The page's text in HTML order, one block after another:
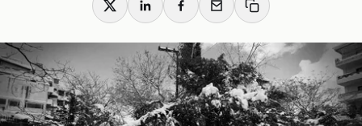
X LinkedInFacebook
Email Copy link